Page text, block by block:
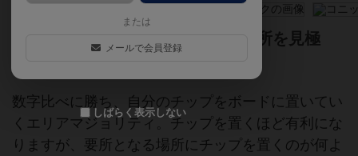
金コーンが指し示す天王山。 勝負所を見極
め、数字比べに打ち勝て!
数字比べに勝ち、自分のチップをボードに置いてい
くエリアマジョリティ。チップを置くほど有利にな
りますが、要所となる場所にチップを置くのが何よ
または
メールで会員登録
しばらく表示しない